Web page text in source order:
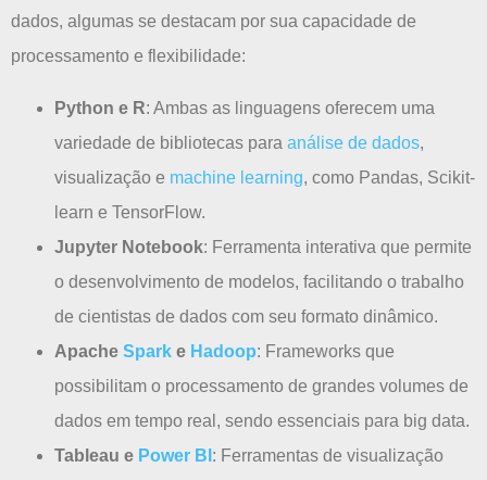
dados, algumas se destacam por sua capacidade de
processamento e flexibilidade:
Python e R: Ambas as linguagens oferecem uma
variedade de bibliotecas para análise de dados,
visualização e machine learning, como Pandas, Scikit-
learn e TensorFlow.
Jupyter Notebook: Ferramenta interativa que permite
o desenvolvimento de modelos, facilitando o trabalho
de cientistas de dados com seu formato dinâmico.
Apache Spark e Hadoop: Frameworks que
possibilitam o processamento de grandes volumes de
dados em tempo real, sendo essenciais para big data.
Tableau e Power BI : Ferramentas de visualização